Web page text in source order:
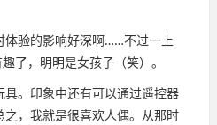
体验的影响好深啊……不过一上
了，明明是女孩子（笑）。
。印象中还有可以通过遥控器
，我就是很喜欢人偶。从那时